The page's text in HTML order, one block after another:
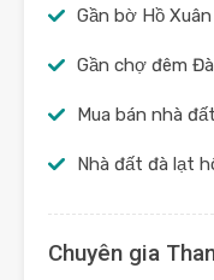
Gần bờ Hồ
Gần chợ đêm
Mua bán nhà
Nhà đất đà lạt
Chuyên gia